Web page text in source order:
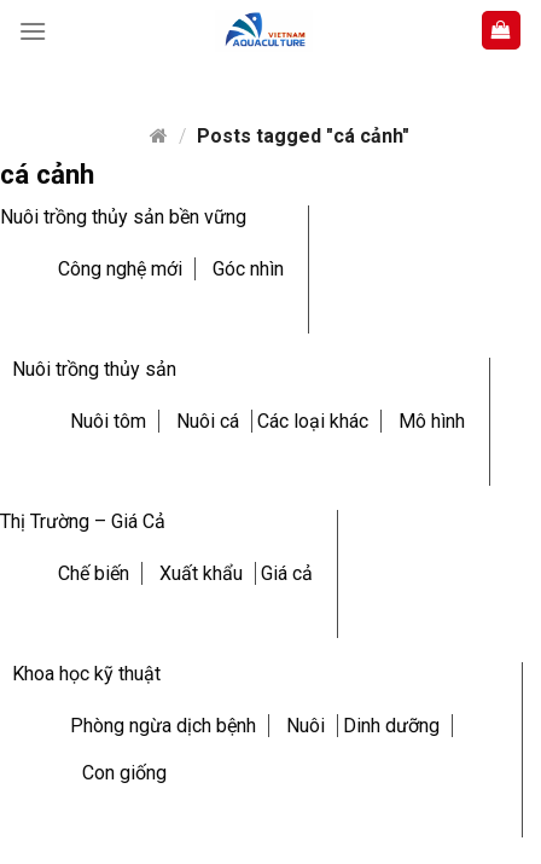
/ Posts tagged "cá cảnh"
cá cảnh
Nuôi trồng thủy sản bền vững
Công nghệ mới Góc nhìn
Nuôi trồng thủy sản
Nuôi tôm Nuôi cá Các loại khác Mô hình
Thị Trường – Giá Cả
Chế biến Xuất khẩu Giá cả
Khoa học kỹ thuật
Phòng ngừa dịch bệnh Nuôi Dinh dưỡng
Con giống